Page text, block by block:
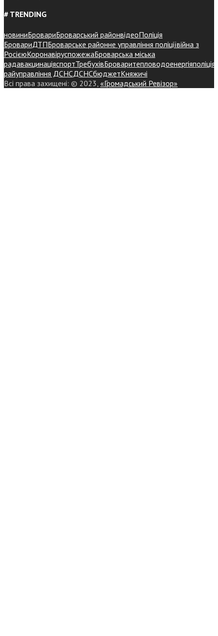
# TRENDING
новиниБровариБроварський районвідеоПоліція
БровариДТПБроварське районне управління поліціївійна з
РосієюКоронавіруспожежаБроварська міська
радавакцинаціяспортТребухівБроваритепловодоенергіяполіція
райуправління ДСНСДСНСбюджетКняжичі
Всі права захищені: © 2023, «Громадський Ревізор»